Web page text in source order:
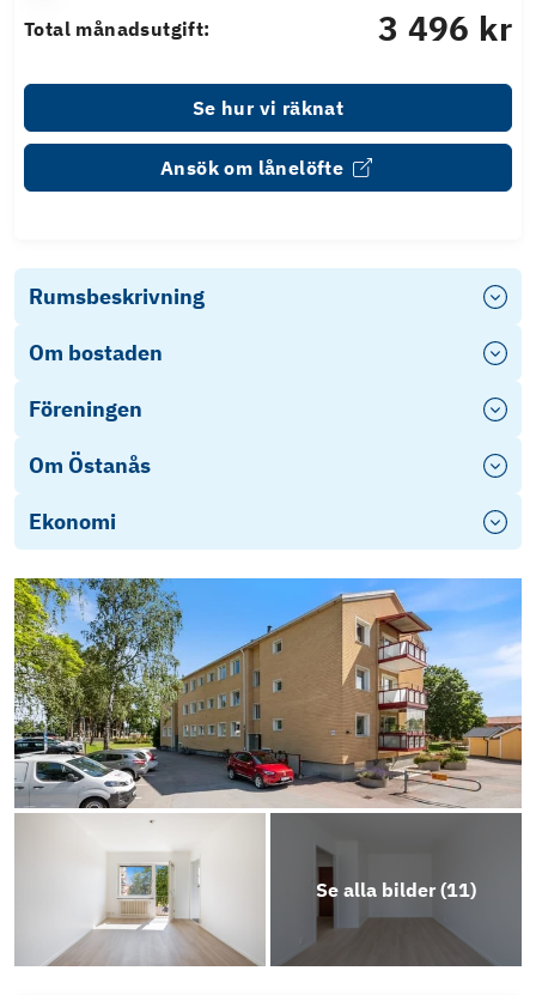
Total månadsutgift: 3 496 kr
Se hur vi räknat
Ansök om lånelöfte
Rumsbeskrivning
Om bostaden
Föreningen
Om Östanås
Ekonomi
Se alla bilder (11)